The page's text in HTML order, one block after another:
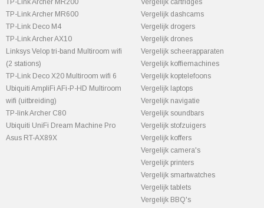
TP-Link Archer MR200
TP-Link Archer MR600
TP-Link Deco M4
TP-Link Archer AX10
Linksys Velop tri-band Multiroom wifi
(2 stations)
TP-Link Deco X20 Multiroom wifi 6
Ubiquiti AmpliFi AFi-P-HD Multiroom
wifi (uitbreiding)
TP-link Archer C80
Ubiquiti UniFi Dream Machine Pro
Asus RT-AX89X
Vergelijk cartridges
Vergelijk dashcams
Vergelijk drogers
Vergelijk drones
Vergelijk scheerapparaten
Vergelijk koffiemachines
Vergelijk koptelefoons
Vergelijk laptops
Vergelijk navigatie
Vergelijk soundbars
Vergelijk stofzuigers
Vergelijk koffers
Vergelijk camera's
Vergelijk printers
Vergelijk smartwatches
Vergelijk tablets
Vergelijk BBQ's